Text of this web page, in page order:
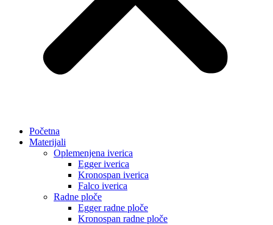
Početna
Materijali
Oplemenjena iverica
Egger iverica
Kronospan iverica
Falco iverica
Radne ploče
Egger radne ploče
Kronospan radne ploče